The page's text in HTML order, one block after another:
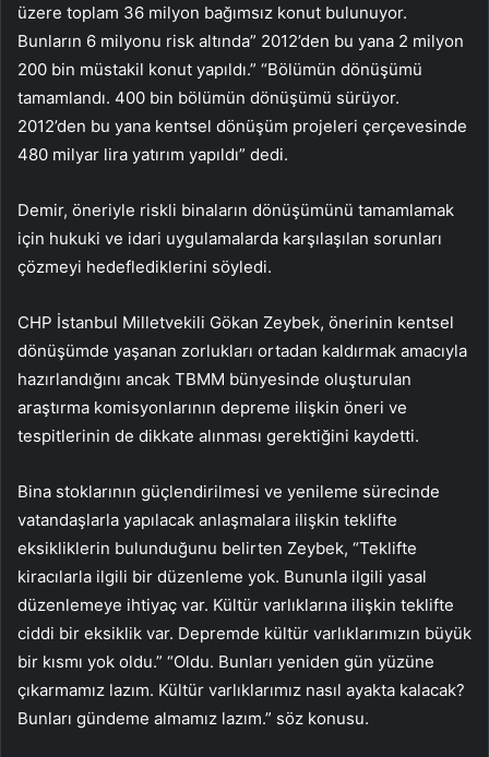
üzere toplam 36 milyon bağımsız konut bulunuyor.
Bunların 6 milyonu risk altında” 2012’den bu yana 2 milyon
200 bin müstakil konut yapıldı.” “Bölümün dönüşümü
tamamlandı. 400 bin bölümün dönüşümü sürüyor.
2012’den bu yana kentsel dönüşüm projeleri çerçevesinde
480 milyar lira yatırım yapıldı” dedi.
Demir, öneriyle riskli binaların dönüşümünü tamamlamak
için hukuki ve idari uygulamalarda karşılaşılan sorunları
çözmeyi hedeflediklerini söyledi.
CHP İstanbul Milletvekili Gökan Zeybek, önerinin kentsel
dönüşümde yaşanan zorlukları ortadan kaldırmak amacıyla
hazırlandığını ancak TBMM bünyesinde oluşturulan
araştırma komisyonlarının depreme ilişkin öneri ve
tespitlerinin de dikkate alınması gerektiğini kaydetti.
Bina stoklarının güçlendirilmesi ve yenileme sürecinde
vatandaşlarla yapılacak anlaşmalara ilişkin teklifte
eksikliklerin bulunduğunu belirten Zeybek, “Teklifte
kiracılarla ilgili bir düzenleme yok. Bununla ilgili yasal
düzenlemeye ihtiyaç var. Kültür varlıklarına ilişkin teklifte
ciddi bir eksiklik var. Depremde kültür varlıklarımızın büyük
bir kısmı yok oldu.” “Oldu. Bunları yeniden gün yüzüne
çıkarmamız lazım. Kültür varlıklarımız nasıl ayakta kalacak?
Bunları gündeme almamız lazım.” söz konusu.